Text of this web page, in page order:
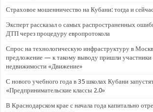
Страховое мошенничество на Кубани: тогда и
Эксперт рассказал о самых распространенных
ДТП через процедуру европротокола
Спрос на технологическую инфраструктуру в
предложение — к такому выводу пришли
недвижимости «Движение»
С нового учебного года в 35 школах Кубани
«Предпринимательские классы 2.0»
В Краснодарском крае с начала года капитально